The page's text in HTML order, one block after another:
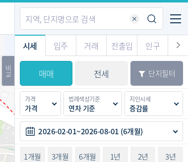
전출입 지도
인구 지도
전출입
인구/세대수
질문 게시판
자주하는 질문
이벤트
메뉴
시세 입주 거래 전출입
인구
비
교 매매 전세 단지필터
가격
가격
범례색상기준
연차 기준
지인시세
증감률
2026-02-01~2026-08-01 (6개월)
1개월 3개월 6개월 1년 2년 3년